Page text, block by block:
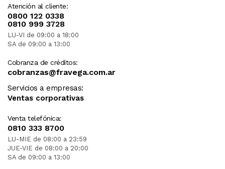
Atención al cliente:
0800 122 0338
0810 999 3728
LU-VI de 09:00 a 18:00
SA de 09:00 a 13:00
Cobranza de créditos:
cobranzas@fravega.com.ar
Servicios a empresas:
Ventas corporativas
Venta telefónica:
0810 333 8700
LU-MIE de 08:00 a 23:59
JUE-VIE de 08:00 a 20:00
SA de 09:00 a 13:00